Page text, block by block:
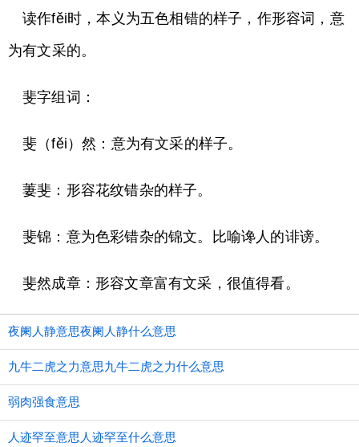
读作fěi时，本义为五色相错的样子，作形容词，意
为有文采的。
斐字组词：
斐（fěi）然：意为有文采的样子。
萋斐：形容花纹错杂的样子。
斐锦：意为色彩错杂的锦文。比喻谗人的诽谤。
斐然成章：形容文章富有文采，很值得看。
夜阑人静意思夜阑人静什么意思
九牛二虎之力意思九牛二虎之力什么意思
弱肉强食意思
人迹罕至意思人迹罕至什么意思